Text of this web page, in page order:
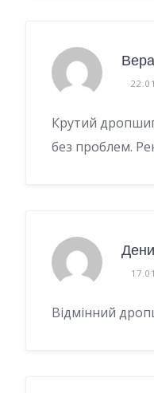
Вера
Крутий
без проблем.
Відмінний